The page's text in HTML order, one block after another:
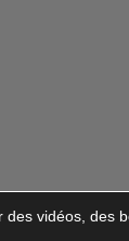
Mentions
vidéos, des